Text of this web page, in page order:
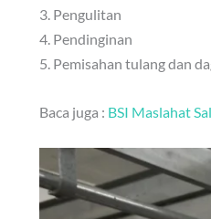
3. Pengulitan
4. Pendinginan
5. Pemisahan tulang dan
Baca juga : BSI Maslahat